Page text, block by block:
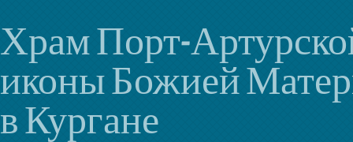
Храм Порт-
иконы Божией
в Кургане